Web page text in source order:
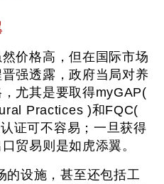
价格高，但在国际市场
强透露，政府当局对养
尤其是要取得myGAP(
Practices )和FQC(
证可不容易；一旦获得
贸易则是如虎添翼。
的设施，甚至还包括工